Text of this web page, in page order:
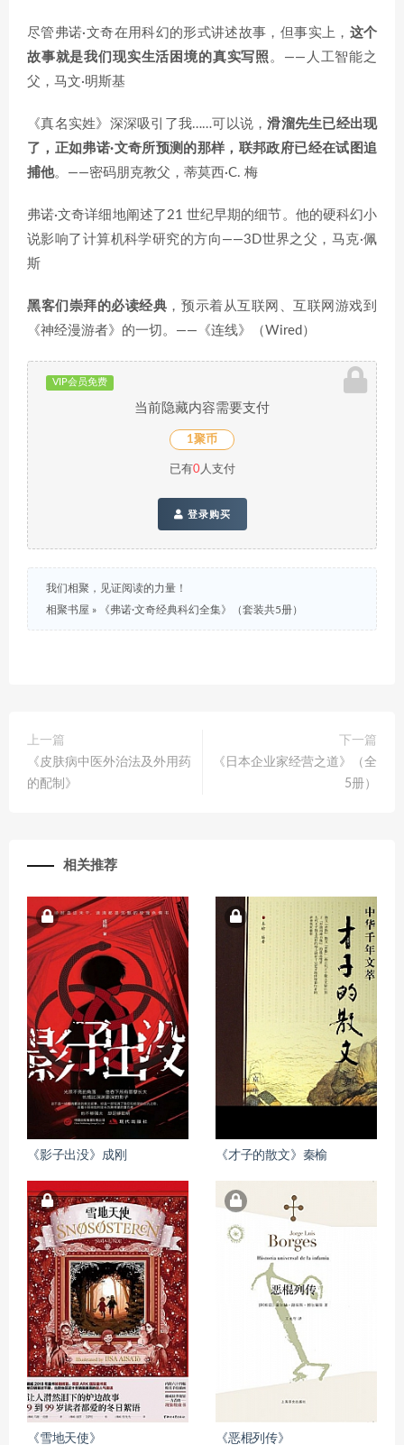
尽管弗诺·文奇在用科幻的形式讲述故事，但事实上， 这个
故事就是我们现实生活困境的真实写照 。——人工智能之
父，马文·明斯基
《真名实姓》深深吸引了我……可以说，滑溜先生已经出现
了，正如弗诺·文奇所预测的那样，联邦政府已经在试图追
捕他。——密码朋克教父，蒂莫西·C. 梅
弗诺·文奇详细地阐述了21 世纪早期的细节。他的硬科幻小
说影响了计算机科学研究的方向——3D世界之父，马克·佩
斯
黑客们崇拜的必读经典 ，预示着从互联网、互联网游戏到
《神经漫游者》的一切。——《连线》（Wired）
VIP会员免费
当前隐藏内容需要支付
1聚币
已有0人支付
登录购买
我们相聚，见证阅读的力量！
相聚书屋 » 《弗诺·文奇经典科幻全集》（套装共5册）
上一篇
《皮肤病中医外治法及外用药
的配制》
下一篇
《日本企业家经营之道》（全
5册）
相关推荐
《影子出没》成刚 《才子的散文》秦榆
《雪地天使》 《恶棍列传》